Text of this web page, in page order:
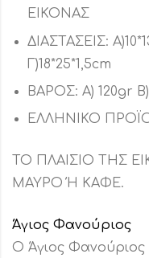
ΕΙΚΟΝΑΣ
ΔΙΑΣΤΑΣΕΙΣ:
Γ)18*25*1,5cm
ΒΑΡΟΣ: Α) 120gr
ΕΛΛΗΝΙΚΟ
ΤΟ ΠΛΑΙΣΙΟ ΤΗΣ
ΜΑΥΡΟ Ή ΚΑΦΕ.
Άγιος Φανούριος
Ο Άγιος Φανούριος